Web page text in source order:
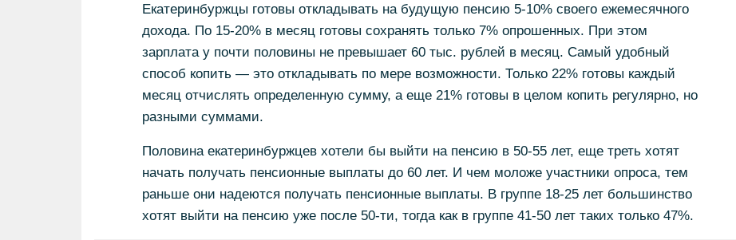
Екатеринбуржцы готовы откладывать на будущую пенсию 5-10% своего ежемесячного
дохода. По 15-20% в месяц готовы сохранять только 7% опрошенных. При этом
зарплата у почти половины не превышает 60 тыс. рублей в месяц. Самый удобный
способ копить — это откладывать по мере возможности. Только 22% готовы каждый
месяц отчислять определенную сумму, а еще 21% готовы в целом копить регулярно, но
разными суммами.
Половина екатеринбуржцев хотели бы выйти на пенсию в 50-55 лет, еще треть хотят
начать получать пенсионные выплаты до 60 лет. И чем моложе участники опроса, тем
раньше они надеются получать пенсионные выплаты. В группе 18-25 лет большинство
хотят выйти на пенсию уже после 50-ти, тогда как в группе 41-50 лет таких только 47%.